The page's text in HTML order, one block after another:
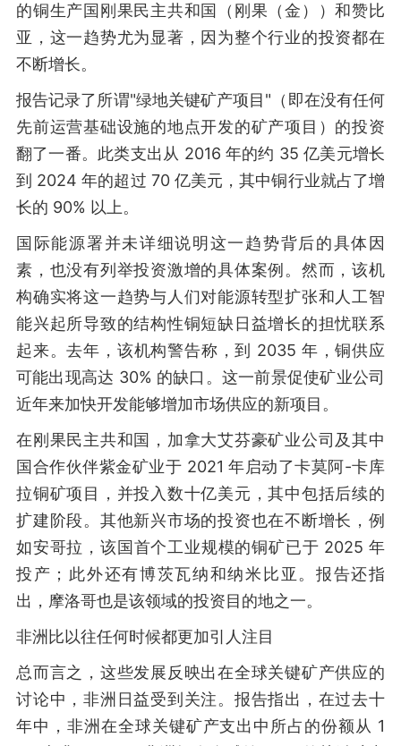
的铜生产国刚果民主共和国（刚果（金））和赞比
亚，这一趋势尤为显著，因为整个行业的投资都在
不断增长。
报告记录了所谓"绿地关键矿产项目"（即在没有任何
先前运营基础设施的地点开发的矿产项目）的投资
翻了一番。此类支出从 2016 年的约 35 亿美元增长
到 2024 年的超过 70 亿美元，其中铜行业就占了增
长的 90% 以上。
国际能源署并未详细说明这一趋势背后的具体因
素，也没有列举投资激增的具体案例。然而，该机
构确实将这一趋势与人们对能源转型扩张和人工智
能兴起所导致的结构性铜短缺日益增长的担忧联系
起来。去年，该机构警告称，到 2035 年，铜供应
可能出现高达 30% 的缺口。这一前景促使矿业公司
近年来加快开发能够增加市场供应的新项目。
在刚果民主共和国，加拿大艾芬豪矿业公司及其中
国合作伙伴紫金矿业于 2021 年启动了卡莫阿-卡库
拉铜矿项目，并投入数十亿美元，其中包括后续的
扩建阶段。其他新兴市场的投资也在不断增长，例
如安哥拉，该国首个工业规模的铜矿已于 2025 年
投产；此外还有博茨瓦纳和纳米比亚。报告还指
出，摩洛哥也是该领域的投资目的地之一。
非洲比以往任何时候都更加引人注目
总而言之，这些发展反映出在全球关键矿产供应的
讨论中，非洲日益受到关注。报告指出，在过去十
年中，非洲在全球关键矿产支出中所占的份额从 1